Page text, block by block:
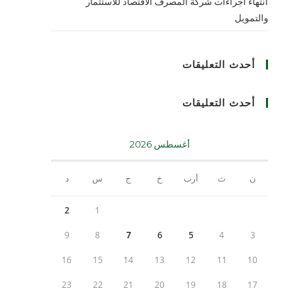
والتمويل
أحدث التعليقات
أحدث التعليقات
أغسطس 2026
ن ث أرب خ ج س د
1
2
3
4
5
6
7
8
9
10
11
12
13
14
15
16
17
18
19
20
21
22
23